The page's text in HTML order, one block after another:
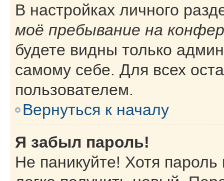
В настройках личного
моё пребывание на
будете видны только
самому себе. Для всех
пользователем.
Вернуться к началу
Я забыл пароль!
Не паникуйте! Хотя